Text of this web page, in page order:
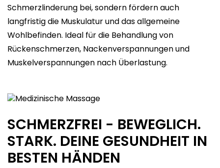
Schmerzlinderung bei, sondern fördern auch
langfristig die Muskulatur und das allgemeine
Wohlbefinden. Ideal für die Behandlung von
Rückenschmerzen, Nackenverspannungen und
Muskelverspannungen nach Überlastung.
SCHMERZFREI - BEWEGLICH.
STARK. DEINE GESUNDHEIT IN
BESTEN HÄNDEN